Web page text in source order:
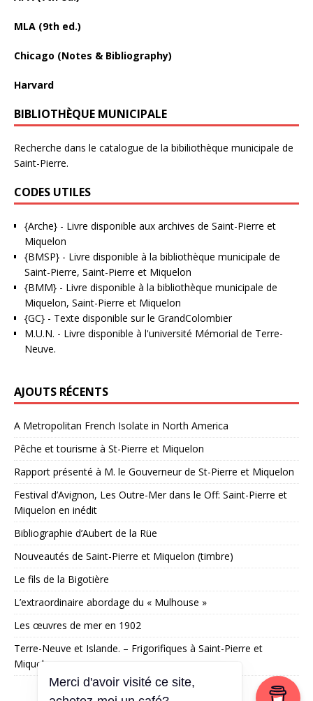
MLA (9th ed.)
Chicago (Notes & Bibliography)
Harvard
BIBLIOTHÈQUE MUNICIPALE
Recherche dans le catalogue de la bibiliothèque municipale de
Saint-Pierre.
CODES UTILES
{Arche} - Livre disponible aux archives de Saint-Pierre et
Miquelon
{BMSP} - Livre disponible à la bibliothèque municipale de
Saint-Pierre, Saint-Pierre et Miquelon
{BMM} - Livre disponible à la bibliothèque municipale de
Miquelon, Saint-Pierre et Miquelon
{GC} - Texte disponible sur le GrandColombier
M.U.N. - Livre disponible à l'université Mémorial de Terre-
Neuve.
AJOUTS RÉCENTS
A Metropolitan French Isolate in North America
Pêche et tourisme à St-Pierre et Miquelon
Rapport présenté à M. le Gouverneur de St-Pierre et Miquelon
Festival d’Avignon, Les Outre-Mer dans le Off: Saint-Pierre et
Miquelon en inédit
Bibliographie d’Aubert de la Rüe
Nouveautés de Saint-Pierre et Miquelon (timbre)
Le fils de la Bigotière
L’extraordinaire abordage du « Mulhouse »
Les œuvres de mer en 1902
Terre-Neuve et Islande. – Frigorifiques à Saint-Pierre et
Miquelon
Merci d'avoir visité ce site,